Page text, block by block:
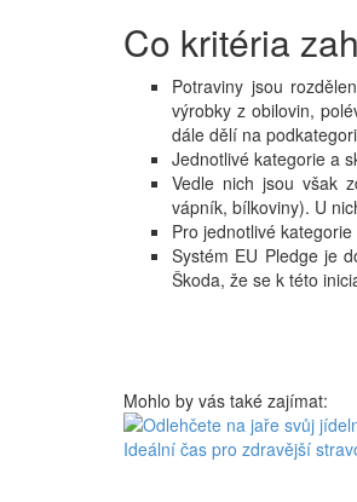
Co kritéria
Potraviny jsou
výrobky z obilovin,
dále dělí na
Jednotlivé kategorie a
Vedle nich jsou však
vápník, bílkoviny). U
Pro jednotlivé
Systém EU Pledge je
Škoda, že se k této
Mohlo by vás také zajímat: